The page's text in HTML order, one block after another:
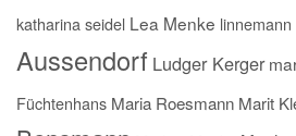
katharina seidel Lea Menke linnemann
Aussendorf Ludger Kerger
Füchtenhans Maria Roesmann Marit